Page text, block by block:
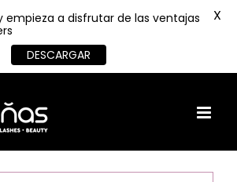
empieza a disfrutar de las ventajas
DESCARGAR
X